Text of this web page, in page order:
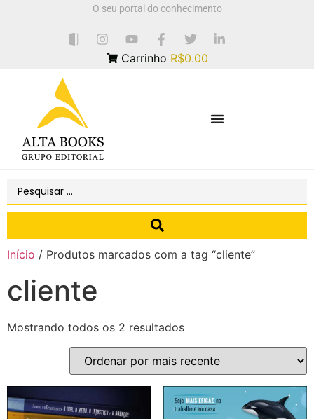
O seu portal do conhecimento
Carrinho R$0.00
Início / Produtos marcados com a tag “cliente”
cliente
Mostrando todos os 2 resultados